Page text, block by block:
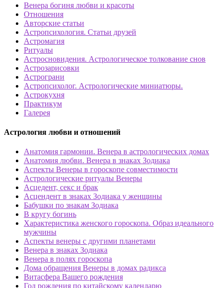
Венера богиня любви и красоты
Отношения
Авторские статьи
Астропсихология. Статьи друзей
Астромагия
Ритуалы
Астросновидения. Астрологическое толкование снов
Астрозарисовки
Астрограни
Астропсихолог. Астрологические миниатюры.
Астрокухня
Практикум
Галерея
Астрология любви и отношений
Анатомия гармонии. Венера в астрологических домах
Анатомия любви. Венера в знаках Зодиака
Аспекты Венеры в гороскопе совместимости
Астрологические ритуалы Венеры
Асцедент, секс и брак
Асцендент в знаках Зодиака у женщины
Бабушки по знакам Зодиака
В кругу богинь
Характеристика женского гороскопа. Образ идеального
мужчины
Аспекты венеры с другими планетами
Венера в знаках Зодиака
Венера в полях гороскопа
Дома обращения Венеры в домах радикса
Витасфера Вашего рождения
Год рождения по китайскому календарю